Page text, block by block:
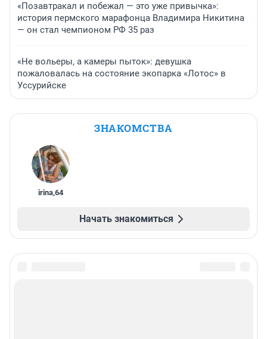
«Позавтракал и побежал — это уже привычка»:
история пермского марафонца Владимира Никитина
— он стал чемпионом РФ 35 раз
«Не вольеры, а камеры пыток»: девушка
пожаловалась на состояние экопарка «Лотос» в
Уссурийске
ЗНАКОМСТВА
irina,64
Начать знакомиться